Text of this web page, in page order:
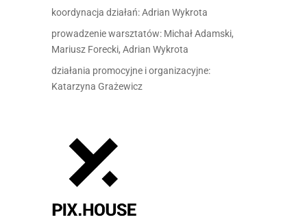
koordynacja działań: Adrian Wykrota
prowadzenie warsztatów: Michał Adamski,
Mariusz Forecki, Adrian Wykrota
działania promocyjne i organizacyjne:
Katarzyna Grażewicz